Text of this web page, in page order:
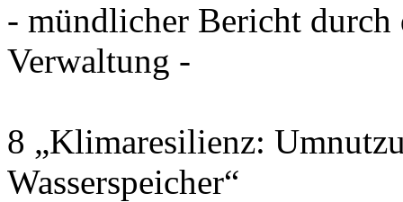
- mündlicher Bericht
Verwaltung -
8 „Klimaresilienz:
Wasserspeicher“